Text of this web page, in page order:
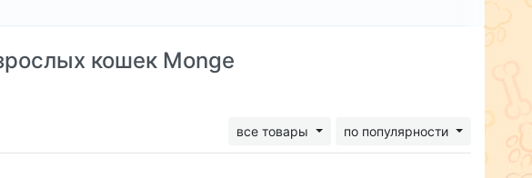
кошек Monge
все товары по популярности